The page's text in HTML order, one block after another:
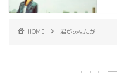
HOME 君があなたが